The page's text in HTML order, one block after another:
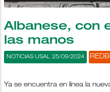
Albanese, con
las manos
NOTICIAS USAL 25/09/2024
Ya se encuentra en línea la